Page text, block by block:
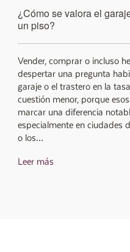
¿Cómo se valora el
un piso?
Vender, comprar o incluso
despertar una pregunta
garaje o el trastero en la
cuestión menor, porque
marcar una diferencia
especialmente en ciudades
o los…
Leer más